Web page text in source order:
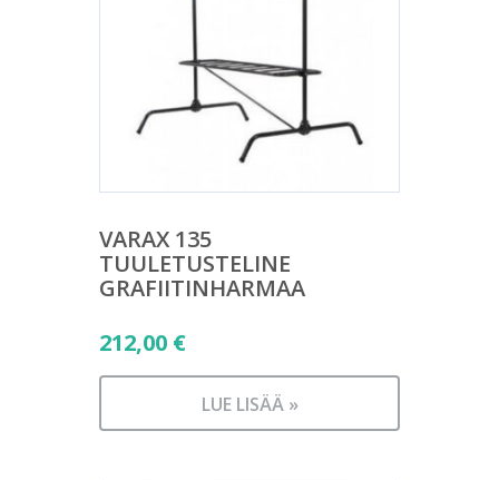
VARAX 135
TUULETUSTELINE
GRAFIITINHARMAA
212,00 €
LUE LISÄÄ »